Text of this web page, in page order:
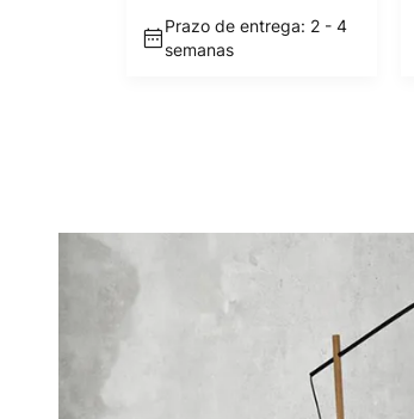
Prazo de entrega: 2 - 4
semanas